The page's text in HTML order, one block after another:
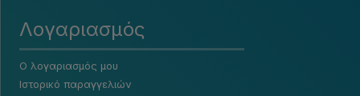
Λογαριασμός
Ο λογαριασμός μου
Ιστορικό παραγγελιών